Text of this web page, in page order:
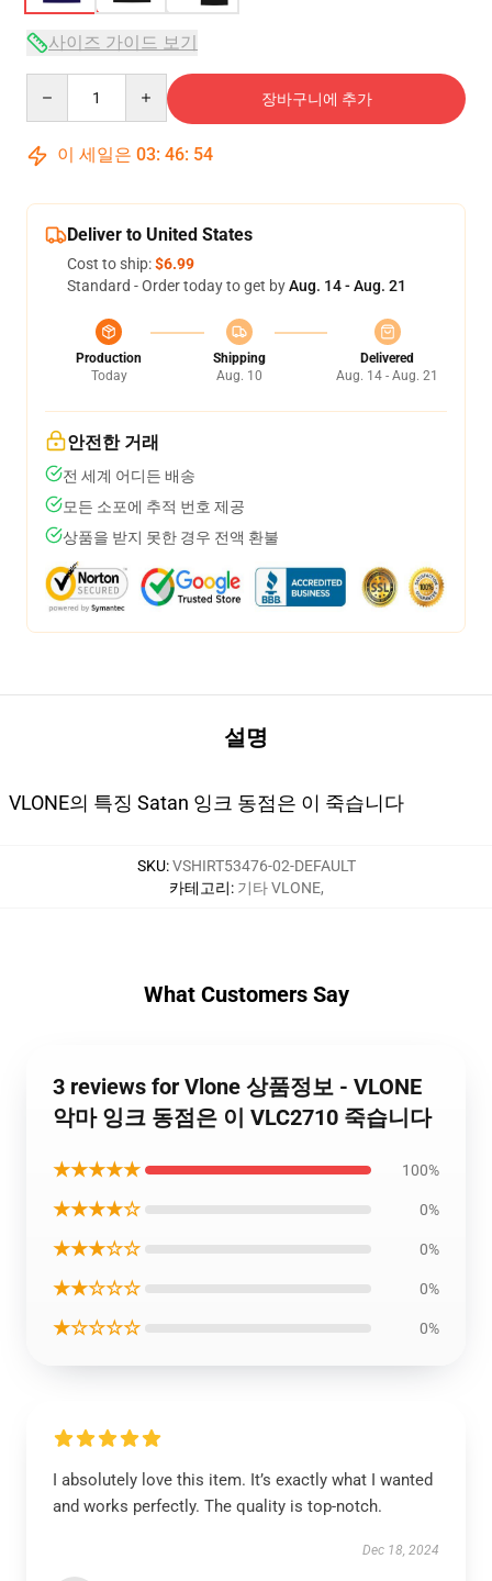
사이즈 가이드 보기
장바구니에 추가
이 세일은 03: 46: 53
Deliver to United States
Cost to ship:$6.99
Standard - Order today to get byAug. 14 - Aug. 21
Production
Today
Shipping
Aug. 10
Delivered
Aug. 14 - Aug. 21
안전한 거래
전 세계 어디든 배송
모든 소포에 추적 번호 제공
상품을 받지 못한 경우 전액 환불
설명
VLONE의 특징 Satan 잉크 동점은 이 죽습니다
SKU:VSHIRT53476-02-DEFAULT
카테고리: 기타 VLONE,
What Customers Say
3 reviews for Vlone 상품정보 - VLONE
악마 잉크 동점은 이 VLC2710 죽습니다
★★★★★ 100%
★★★★☆ 0%
★★★☆☆ 0%
★★☆☆☆ 0%
★☆☆☆☆ 0%
I absolutely love this item. It’s exactly what I wanted
and works perfectly. The quality is top-notch.
Dec 18, 2024